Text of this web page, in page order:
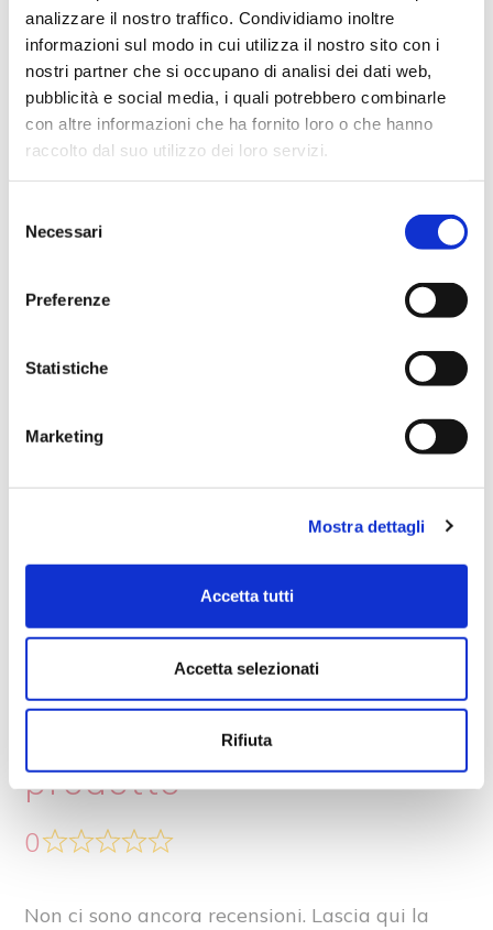
analizzare il nostro traffico. Condividiamo inoltre
informazioni sul modo in cui utilizza il nostro sito con i
nostri partner che si occupano di analisi dei dati web,
pubblicità e social media, i quali potrebbero combinarle
con altre informazioni che ha fornito loro o che hanno
raccolto dal suo utilizzo dei loro servizi.
delNecessari
Preferenze
Statistiche
Marketing
Mostra dettagli
Accetta tutti
Accetta selezionati
Rifiuta
LE NOSTRE RICETTE
Recensioni su questo
prodotto
0
Non ci sono ancora recensioni. Lascia qui la